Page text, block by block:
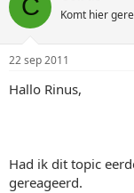
C Komt hier
22 sep 2011
Hallo Rinus,
Had ik dit topic
gereageerd.